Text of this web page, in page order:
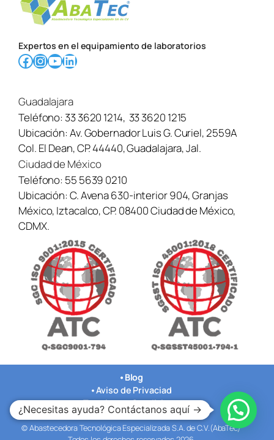
Expertos en el equipamiento de laboratorios
Facebook InstagramYouTube LinkedIn
Guadalajara
Teléfono:33 3620 1214, 33 3620 1215
Ubicación:Av. Gobernador Luis G. Curiel, 2559A
Col. El Dean, CP. 44440, Guadalajara, Jal.
Ciudad de México
Teléfono: 55 5639 0210
Ubicación:C. Avena 630-interior 904, Granjas
México, Iztacalco, CP. 08400 Ciudad de México,
CDMX.
• Blog
•Aviso de Privaciad
•Terminos y Condiciones
•Nuestras Oficinas
© Abastecedora Tecnológica Especializada S.A. de C.V.(AbaTec)
¿Necesitas ayuda? Contáctanos aquí →